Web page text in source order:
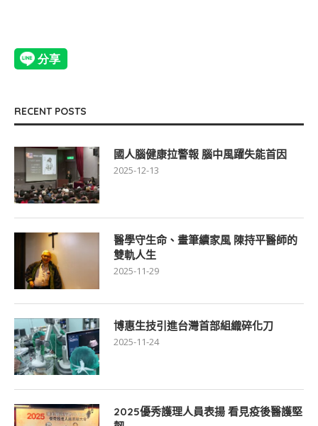
RECENT POSTS
國人腦健康拉警報 腦中風躍失能首因
2025-12-13
醫學守生命、畫筆續家風 陳持平醫師的
雙軌人生
2025-11-29
博惠生技引進台灣首部組織碎化刀
2025-11-24
2025優秀護理人員表揚 看見疫後醫護堅